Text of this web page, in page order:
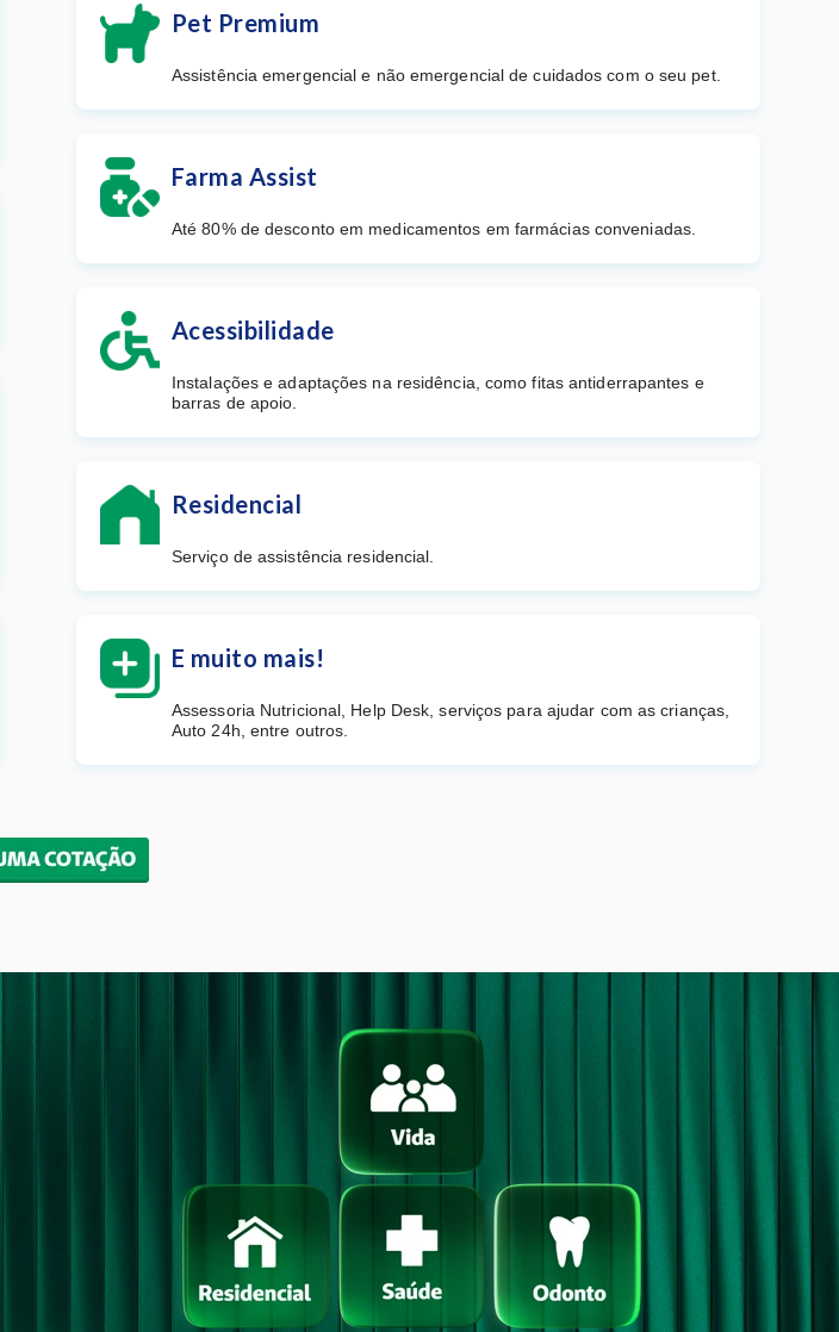
Pet Premium
Assistência emergencial e não emergencial de cuidados com o seu pet.
Farma Assist
Até 80% de desconto em medicamentos em farmácias conveniadas.
Acessibilidade
Instalações e adaptações na residência, como fitas antiderrapantes e
barras de apoio.
Residencial
Serviço de assistência residencial.
E muito mais!
Assessoria Nutricional, Help Desk, serviços para ajudar com as crianças,
Auto 24h, entre outros.